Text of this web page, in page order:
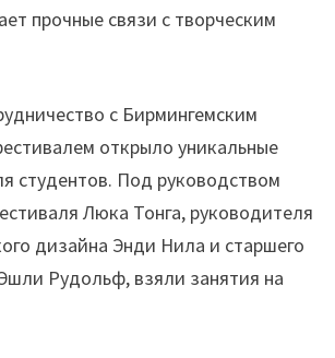
прочные связи с творческим
с Бирмингемским
открыло уникальные
студентов. Под руководством
Люка Тонга, руководителя
дизайна Энди Нила и старшего
Рудольф, взяли занятия на